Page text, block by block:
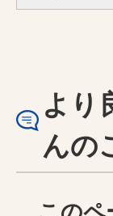
より
んの